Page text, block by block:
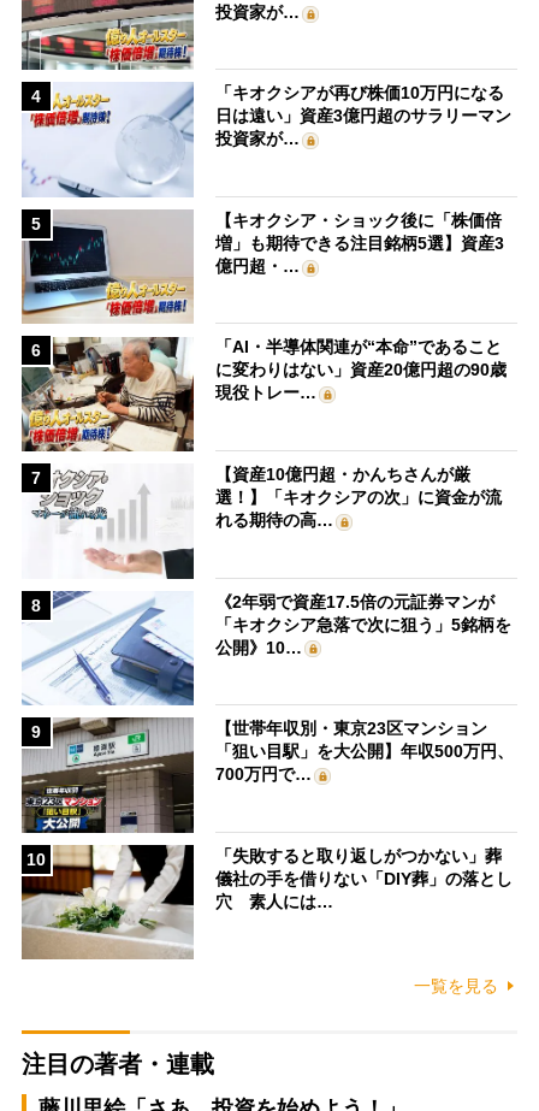
投資家が…
4
「キオクシアが再び株価10万円になる
日は遠い」資産3億円超のサラリーマン
投資家が…
5
【キオクシア・ショック後に「株価倍
増」も期待できる注目銘柄5選】資産3
億円超・…
6
「AI・半導体関連が“本命”であること
に変わりはない」資産20億円超の90歳
現役トレー…
7
【資産10億円超・かんちさんが厳
選！】「キオクシアの次」に資金が流
れる期待の高…
8
《2年弱で資産17.5倍の元証券マンが
「キオクシア急落で次に狙う」5銘柄を
公開》10…
9
【世帯年収別・東京23区マンション
「狙い目駅」を大公開】年収500万円、
700万円で…
10
「失敗すると取り返しがつかない」葬
儀社の手を借りない「DIY葬」の落とし
穴 素人には…
一覧を見る
注目の著者・連載